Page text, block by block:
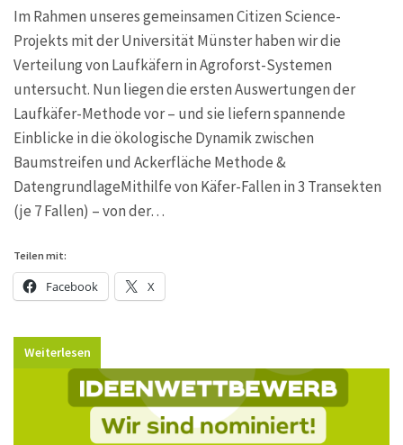
Im Rahmen unseres gemeinsamen Citizen Science-
Projekts mit der Universität Münster haben wir die
Verteilung von Laufkäfern in Agroforst-Systemen
untersucht. Nun liegen die ersten Auswertungen der
Laufkäfer-Methode vor – und sie liefern spannende
Einblicke in die ökologische Dynamik zwischen
Baumstreifen und Ackerfläche Methode &
DatengrundlageMithilfe von Käfer-Fallen in 3 Transekten
(je 7 Fallen) – von der…
Teilen mit:
Facebook X
Weiterlesen